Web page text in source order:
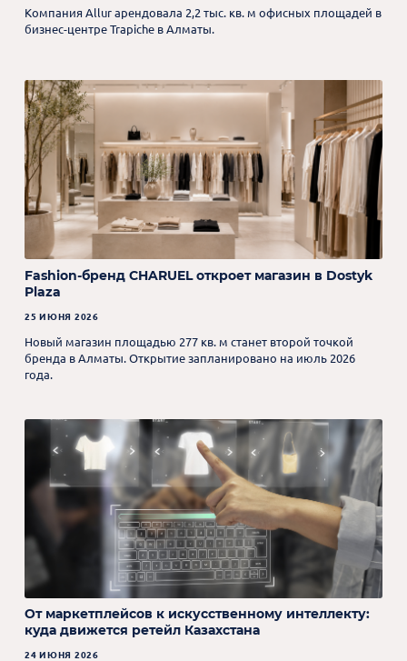
Компания Allur арендовала 2,2 тыс. кв. м офисных площадей в
бизнес-центре Trapiche в Алматы.
Fashion-бренд CHARUEL откроет магазин в Dostyk
Plaza
25 ИЮНЯ 2026
Новый магазин площадью 277 кв. м станет второй точкой
бренда в Алматы. Открытие запланировано на июль 2026
года.
От маркетплейсов к искусственному интеллекту:
куда движется ретейл Казахстана
24 ИЮНЯ 2026